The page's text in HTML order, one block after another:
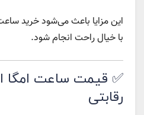
این مزایا باعث می‌شود خرید
با خیال راحت انجام شود.
✅ قیمت ساعت امگا
رقابتی